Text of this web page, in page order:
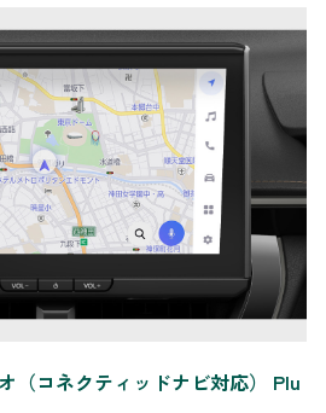
（コネクティッドナビ対応） Plu